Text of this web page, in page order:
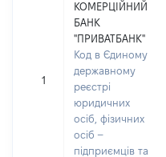
1
КОМЕРЦІЙНИЙ
БАНК
"ПРИВАТБАНК"
Код в Єдиному
державному
реєстрі
юридичних
осіб, фізичних
осіб –
підприємців та